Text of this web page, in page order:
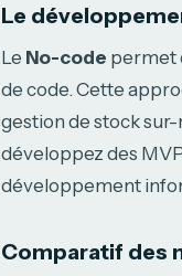
Le
Le No-code permet
de code. Cette
gestion de stock
développez des
développement
Comparatif des